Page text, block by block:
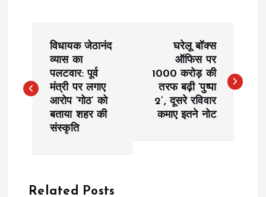
s
a
विधायक जेठानंद
व्यास का
पलटवार: पूर्व
मंत्री पर लगाए
आरोप ‘गोठ’ को
बताया शहर की
संस्कृति
घरेलू बॉक्स
ऑफिस पर
1000 करोड़ की
तरफ बढ़ी ‘पुष्पा
2’, दूसरे रविवार
कमाए इतने नोट
Related Posts